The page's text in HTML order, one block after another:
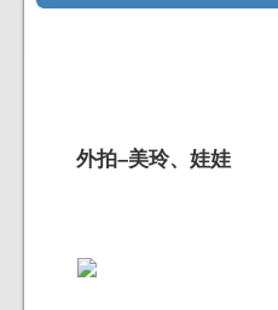
外拍–美玲、娃娃